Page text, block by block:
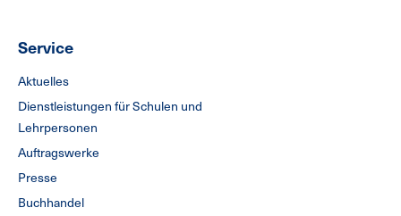
Service
Aktuelles
Dienstleistungen für Schulen und
Lehrpersonen
Auftragswerke
Presse
Buchhandel